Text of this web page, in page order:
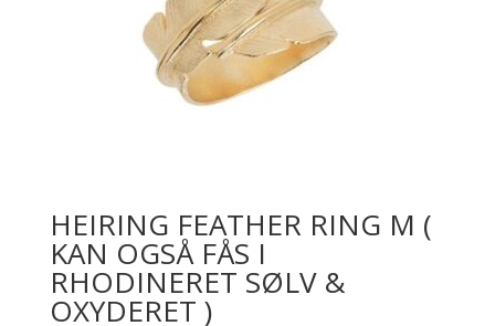
HEIRING FEATHER RING M (
KAN OGSÅ FÅS I
RHODINERET SØLV &
OXYDERET )